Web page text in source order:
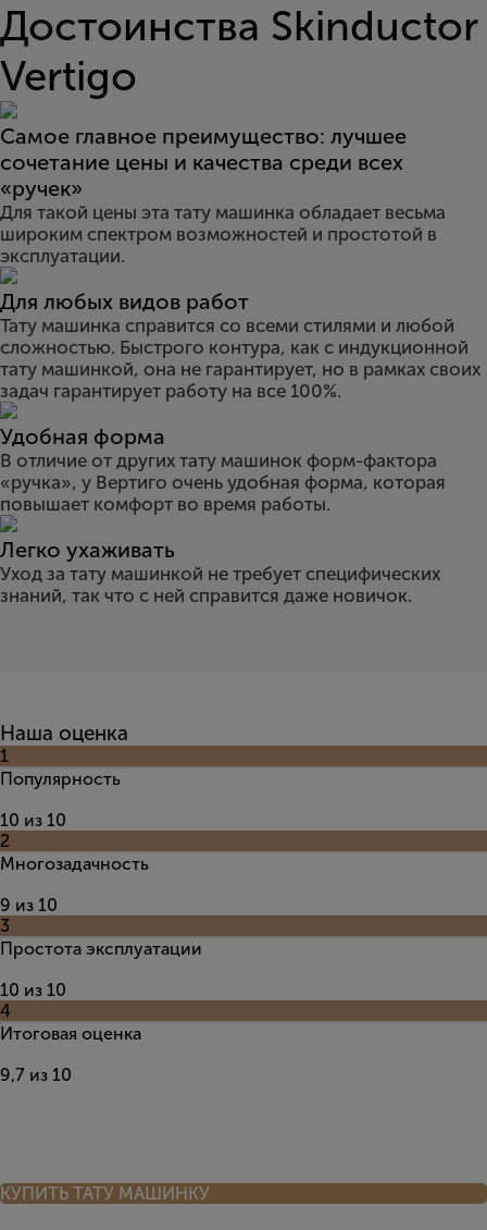
Достоинства Skinductor
Vertigo
Самое главное преимущество: лучшее
сочетание цены и качества среди всех
«ручек»
Для такой цены эта тату машинка обладает весьма
широким спектром возможностей и простотой в
эксплуатации.
Для любых видов работ
Тату машинка справится со всеми стилями и любой
сложностью. Быстрого контура, как с индукционной
тату машинкой, она не гарантирует, но в рамках своих
задач гарантирует работу на все 100%.
Удобная форма
В отличие от других тату машинок форм-фактора
«ручка», у Вертиго очень удобная форма, которая
повышает комфорт во время работы.
Легко ухаживать
Уход за тату машинкой не требует специфических
знаний, так что с ней справится даже новичок.
Наша оценка
1
Популярность
10 из 10
2
Многозадачность
9 из 10
3
Простота эксплуатации
10 из 10
4
Итоговая оценка
9,7 из 10
КУПИТЬ ТАТУ МАШИНКУ